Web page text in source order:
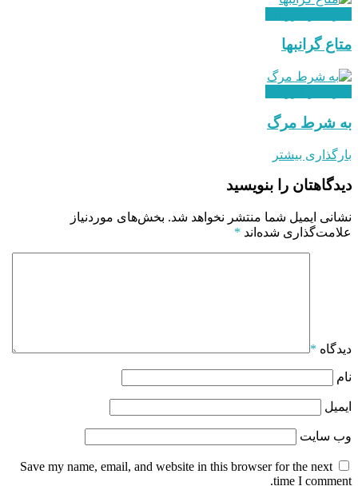
متاع گرانبها
به شرط مرگ
بارگذاری بیشتر
دیدگاهتان را بنویسید
نشانی ایمیل شما منتشر نخواهد شد. بخش‌های موردنیاز
علامت‌گذاری شده‌اند *
دیدگاه *
نام
ایمیل
وب‌ سایت
Save my name, email, and website in this browser for the next
time I comment.